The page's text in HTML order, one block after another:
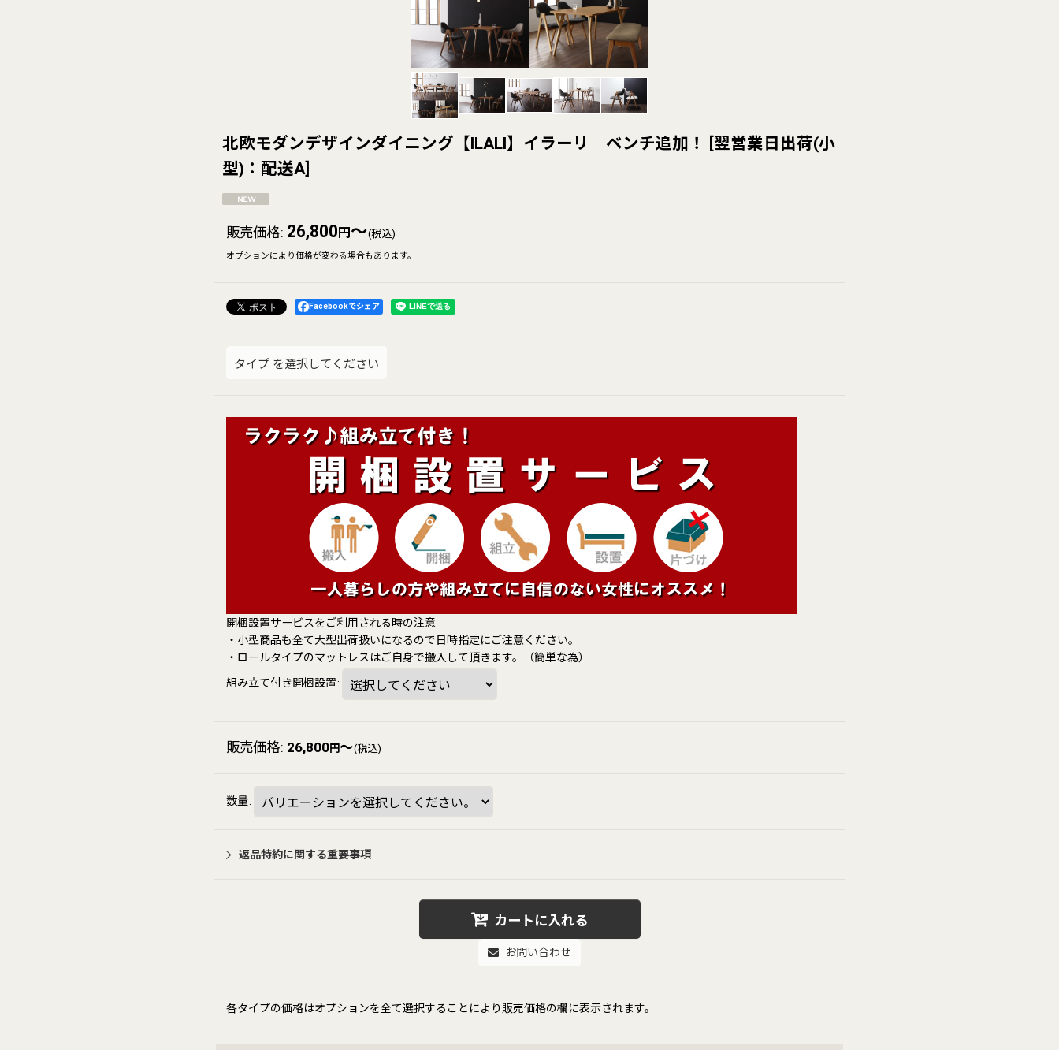
北欧モダンデザインダイニング【ILALI】イラーリ ベンチ追加！ [翌営業日出荷(小
型)：配送A]
販売価格: 26,800 円 ～(税込)
オプションにより価格が変わる場合もあります。
Facebookでシェア
タイプ を選択してください
開梱設置サービスをご利用される時の注意
・小型商品も全て大型出荷扱いになるので日時指定にご注意ください。
・ロールタイプのマットレスはご自身で搬入して頂きます。（簡単な為）
組み立て付き開梱設置:
販売価格: 26,800円～(税込)
数量:
返品特約に関する重要事項
カートに入れる
お問い合わせ
各タイプの価格はオプションを全て選択することにより販売価格の欄に表示されます。